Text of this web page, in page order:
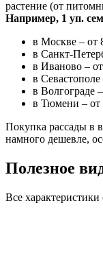
растение (от
Например, 1 уп.
в Москве – от
в Санкт-
в Иваново –
в
в Волгограде
в Тюмени – от
Покупка рассады в
намного дешевле,
Полезное
Все